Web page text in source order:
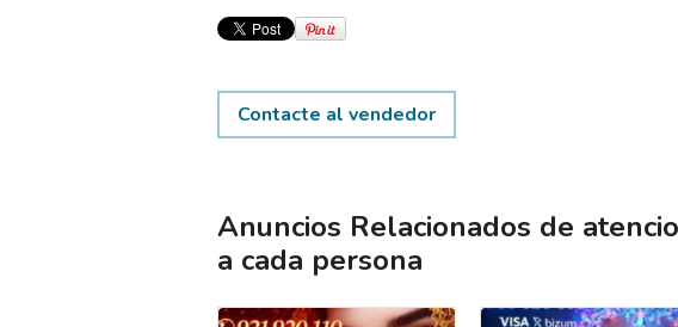
Contacte al vendedor
Anuncios Relacionados de
a cada persona